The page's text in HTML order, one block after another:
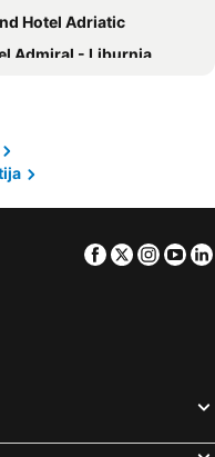
Hotel Adriatic
Admiral - Liburnia
Excelsior - Liburnia
Continental
Kvarner
Facebook
Twitter